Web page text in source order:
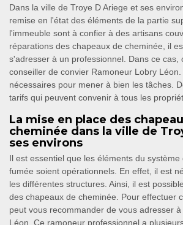
Dans la ville de Troye D Ariege et ses
remise en l'état des éléments de la partie
l'immeuble sont à confier à des artisans
réparations des chapeaux de cheminée, il
s'adresser à un professionnel. Dans ce cas,
conseiller de convier Ramoneur Lobry
nécessaires pour mener à bien les tâches.
tarifs qui peuvent convenir à tous les
La mise en place des
cheminée dans la ville de
ses environs
Il est essentiel que les éléments du
fumée soient opérationnels. En effet, il est
les différentes structures. Ainsi, il est
des chapeaux de cheminée. Pour effectuer
peut vous recommander de vous adresser
Léon. Ce ramoneur professionnel a